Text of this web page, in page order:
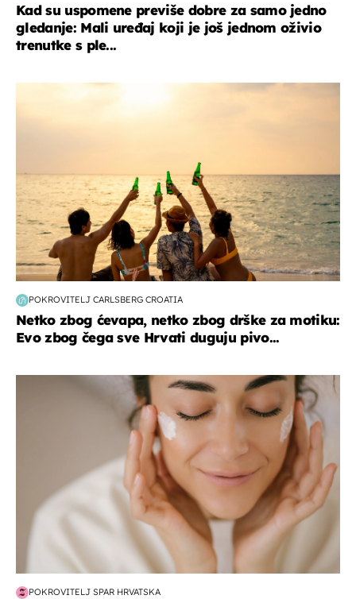
Kad su uspomene previše dobre za samo jedno
gledanje: Mali uređaj koji je još jednom oživio
trenutke s ple...
POKROVITELJ CARLSBERG CROATIA
Netko zbog ćevapa, netko zbog drške za motiku:
Evo zbog čega sve Hrvati duguju pivo...
moda & ljepota
POKROVITELJ SPAR HRVATSKA